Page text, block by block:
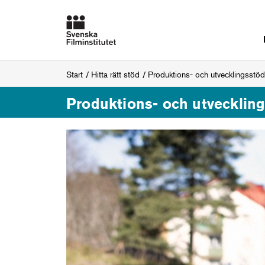
Start Hitta rätt stöd Produktions- och utvecklingsstöd
Produktions- och